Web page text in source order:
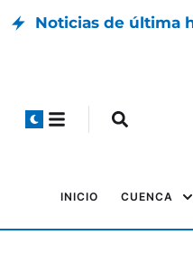
Noticias de última
INICIO CUENCA